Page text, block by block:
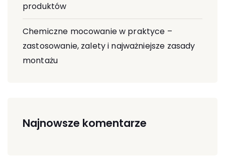
produktów
Chemiczne mocowanie w praktyce –
zastosowanie, zalety i najważniejsze zasady
montażu
Najnowsze komentarze